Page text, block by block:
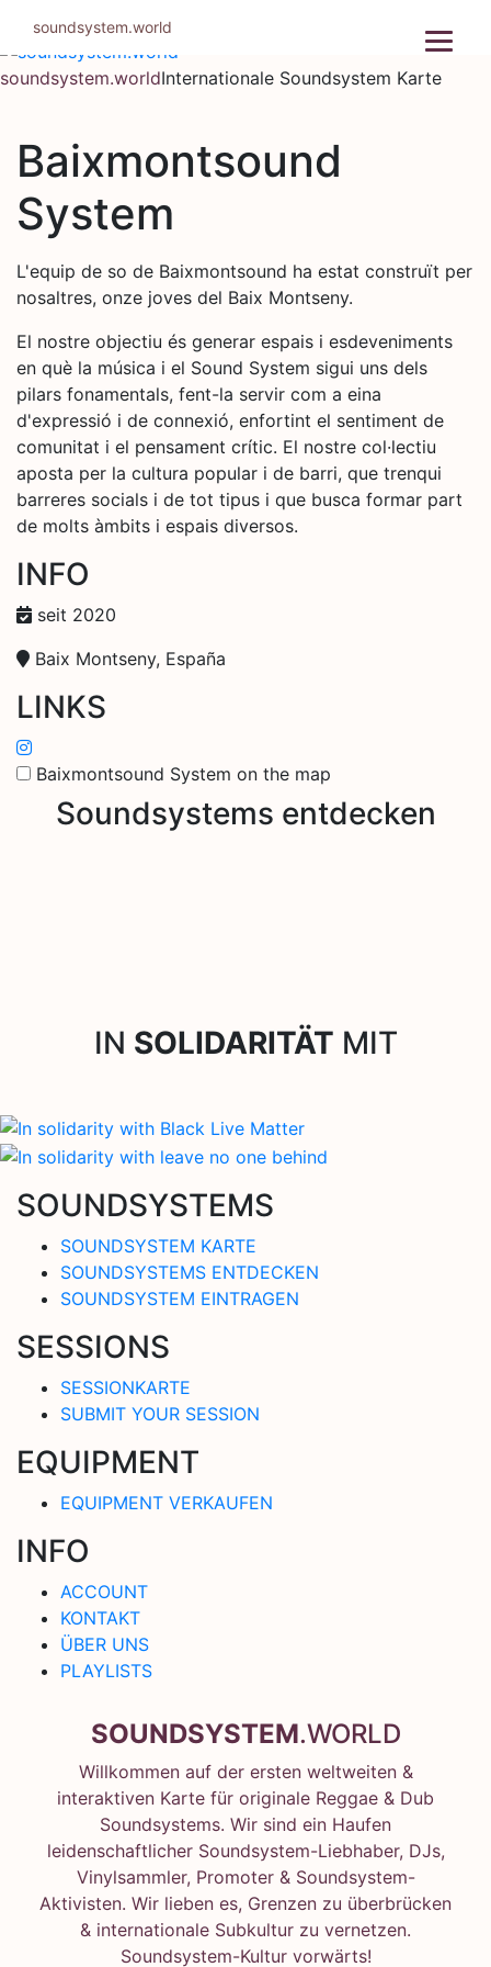
Inhalt
springen
soundsystem.worldInternationale Soundsystem Karte
Baixmontsound
System
L'equip de so de Baixmontsound ha estat construït per
nosaltres, onze joves del Baix Montseny.
El nostre objectiu és generar espais i esdeveniments
en què la música i el Sound System sigui uns dels
pilars fonamentals, fent-la servir com a eina
d'expressió i de connexió, enfortint el sentiment de
comunitat i el pensament crític. El nostre col·lectiu
aposta per la cultura popular i de barri, que trenqui
barreres socials i de tot tipus i que busca formar part
de molts àmbits i espais diversos.
INFO
seit 2020
Baix Montseny, España
LINKS
Baixmontsound System on the map
Soundsystems entdecken
IN SOLIDARITÄT MIT
SOUNDSYSTEMS
SOUNDSYSTEM KARTE
SOUNDSYSTEMS ENTDECKEN
SOUNDSYSTEM EINTRAGEN
SESSIONS
SESSIONKARTE
SUBMIT YOUR SESSION
EQUIPMENT
EQUIPMENT VERKAUFEN
INFO
ACCOUNT
KONTAKT
ÜBER UNS
PLAYLISTS
SOUNDSYSTEM.WORLD
Willkommen auf der ersten weltweiten &
interaktiven Karte für originale Reggae & Dub
Soundsystems. Wir sind ein Haufen
leidenschaftlicher Soundsystem-Liebhaber, DJs,
Vinylsammler, Promoter & Soundsystem-
Aktivisten. Wir lieben es, Grenzen zu überbrücken
& internationale Subkultur zu vernetzen.
Soundsystem-Kultur vorwärts!
soundsystem.world